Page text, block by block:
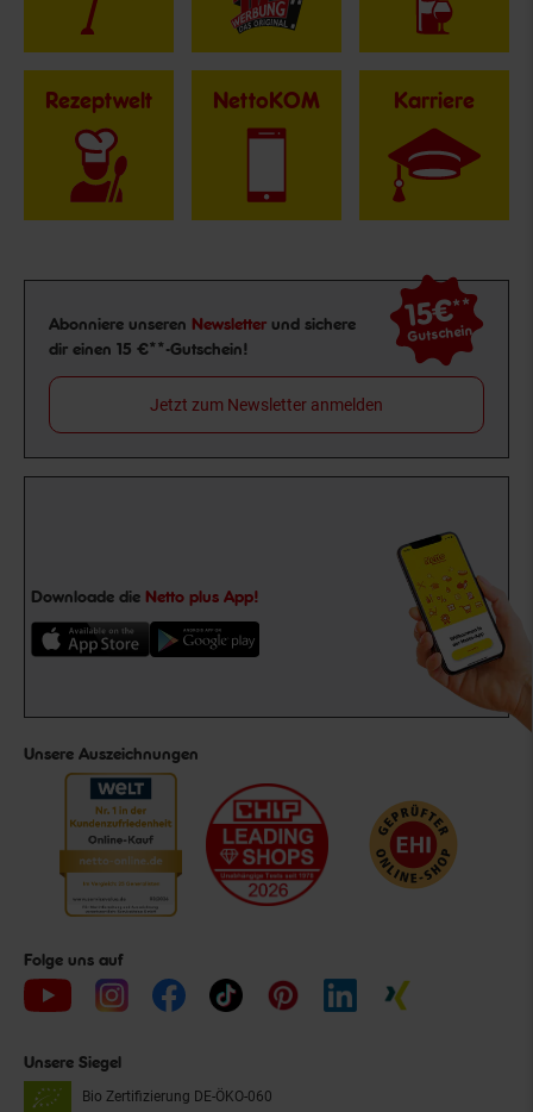
Rezeptwelt NettoKOM Karriere
Newsletter Anmeldung
Abonniere unseren Newsletter und sichere
dir einen 15 €**-Gutschein!
15€**
Gutschein
Jetzt zum Newsletter anmelden
Downloade die Netto plus App!
Unsere Auszeichnungen
Folge uns auf
Unsere Siegel
Bio Zertifizierung DE-ÖKO-060